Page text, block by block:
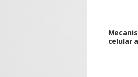
celular